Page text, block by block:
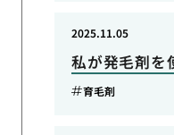
私が発毛剤を
2025.11.05
育毛剤